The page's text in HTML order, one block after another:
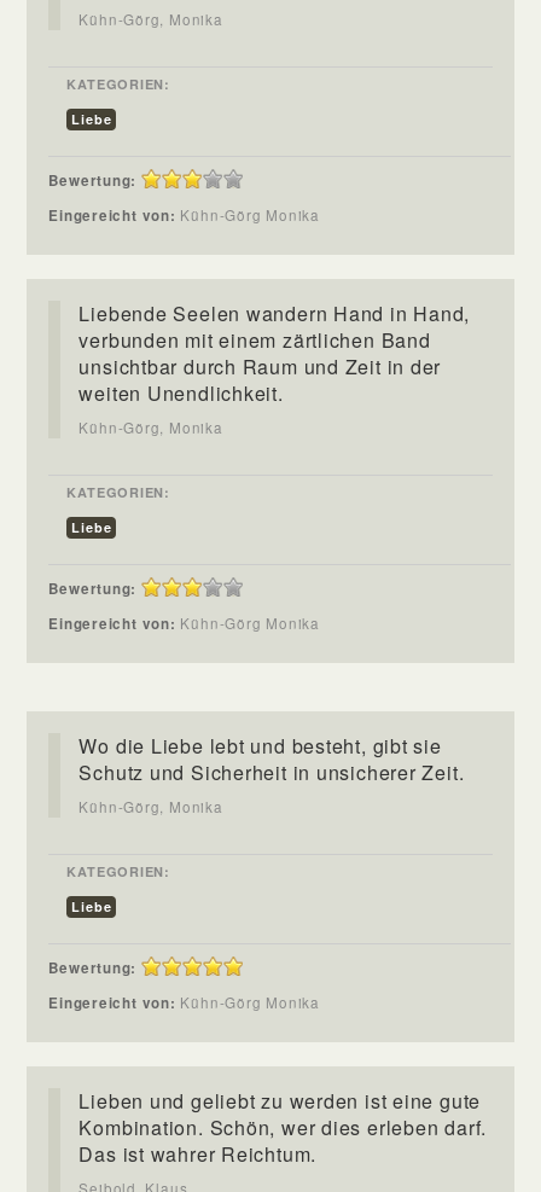
Kühn-Görg, Monika
KATEGORIEN:
Liebe
Bewertung:
Eingereicht von: Kühn-Görg Monika
Liebende Seelen wandern Hand in Hand,
verbunden mit einem zärtlichen Band
unsichtbar durch Raum und Zeit in der
weiten Unendlichkeit.
Kühn-Görg, Monika
KATEGORIEN:
Liebe
Bewertung:
Eingereicht von: Kühn-Görg Monika
Wo die Liebe lebt und besteht, gibt sie
Schutz und Sicherheit in unsicherer Zeit.
Kühn-Görg, Monika
KATEGORIEN:
Liebe
Bewertung:
Eingereicht von: Kühn-Görg Monika
Lieben und geliebt zu werden ist eine gute
Kombination. Schön, wer dies erleben darf.
Das ist wahrer Reichtum.
Seibold, Klaus